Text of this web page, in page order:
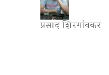
प्रसाद शिरगांवकर